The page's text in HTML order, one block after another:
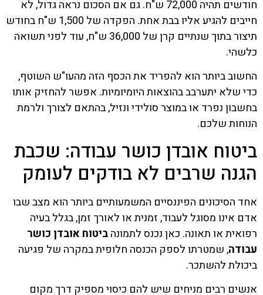
חודשים תהיה 72,000 ש"ח. גם אם הסכום נראה גדול, לא
חייבים להגיע אליו בבת אחת. הפקדה של 1,500 ש"ח בחודש
תיצור בתוך שנתיים קרן של 36,000 ש"ח, עוד לפני תשואה
כלשהי.
החשוב ביותר הוא להפריד את הכסף הזה מהעו"ש השוטף,
כדי שלא יתערבב בהוצאות היומיומיות. אפשר להחזיק אותו
בחשבון נפרד או במוצר סולידי ונזיל, בהתאם לצורך ולרמת
הנוחות שלכם.
ביטוח אובדן כושר עבודה: שכבת
הגנה שרבים לא בודקים לעומק
אחד הסיכונים הפיננסיים המשמעותיים ביותר הוא מצב שבו
אדם אינו מסוגל לעבוד, זמנית או לאורך זמן, בגלל בעיה
רפואית או תאונה. כאן נכנס לתמונהביטוח אובדן כושר
עבודה, שמטרתו לספק הכנסה חלופית במקרה של פגיעה
ביכולת להשתכר.
אנשים רבים מניחים שיש להם כיסוי מספיק דרך מקום